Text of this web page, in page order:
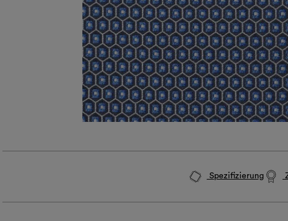
Spezifizierung